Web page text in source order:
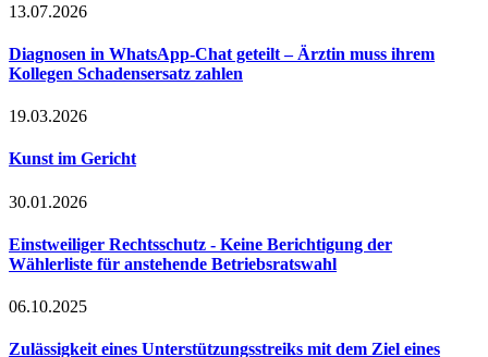
13.07.2026
Diagnosen in WhatsApp-Chat geteilt – Ärztin muss ihrem
Kollegen Schadensersatz zahlen
19.03.2026
Kunst im Gericht
30.01.2026
Einstweiliger Rechtsschutz - Keine Berichtigung der
Wählerliste für anstehende Betriebsratswahl
06.10.2025
Zulässigkeit eines Unterstützungsstreiks mit dem Ziel eines